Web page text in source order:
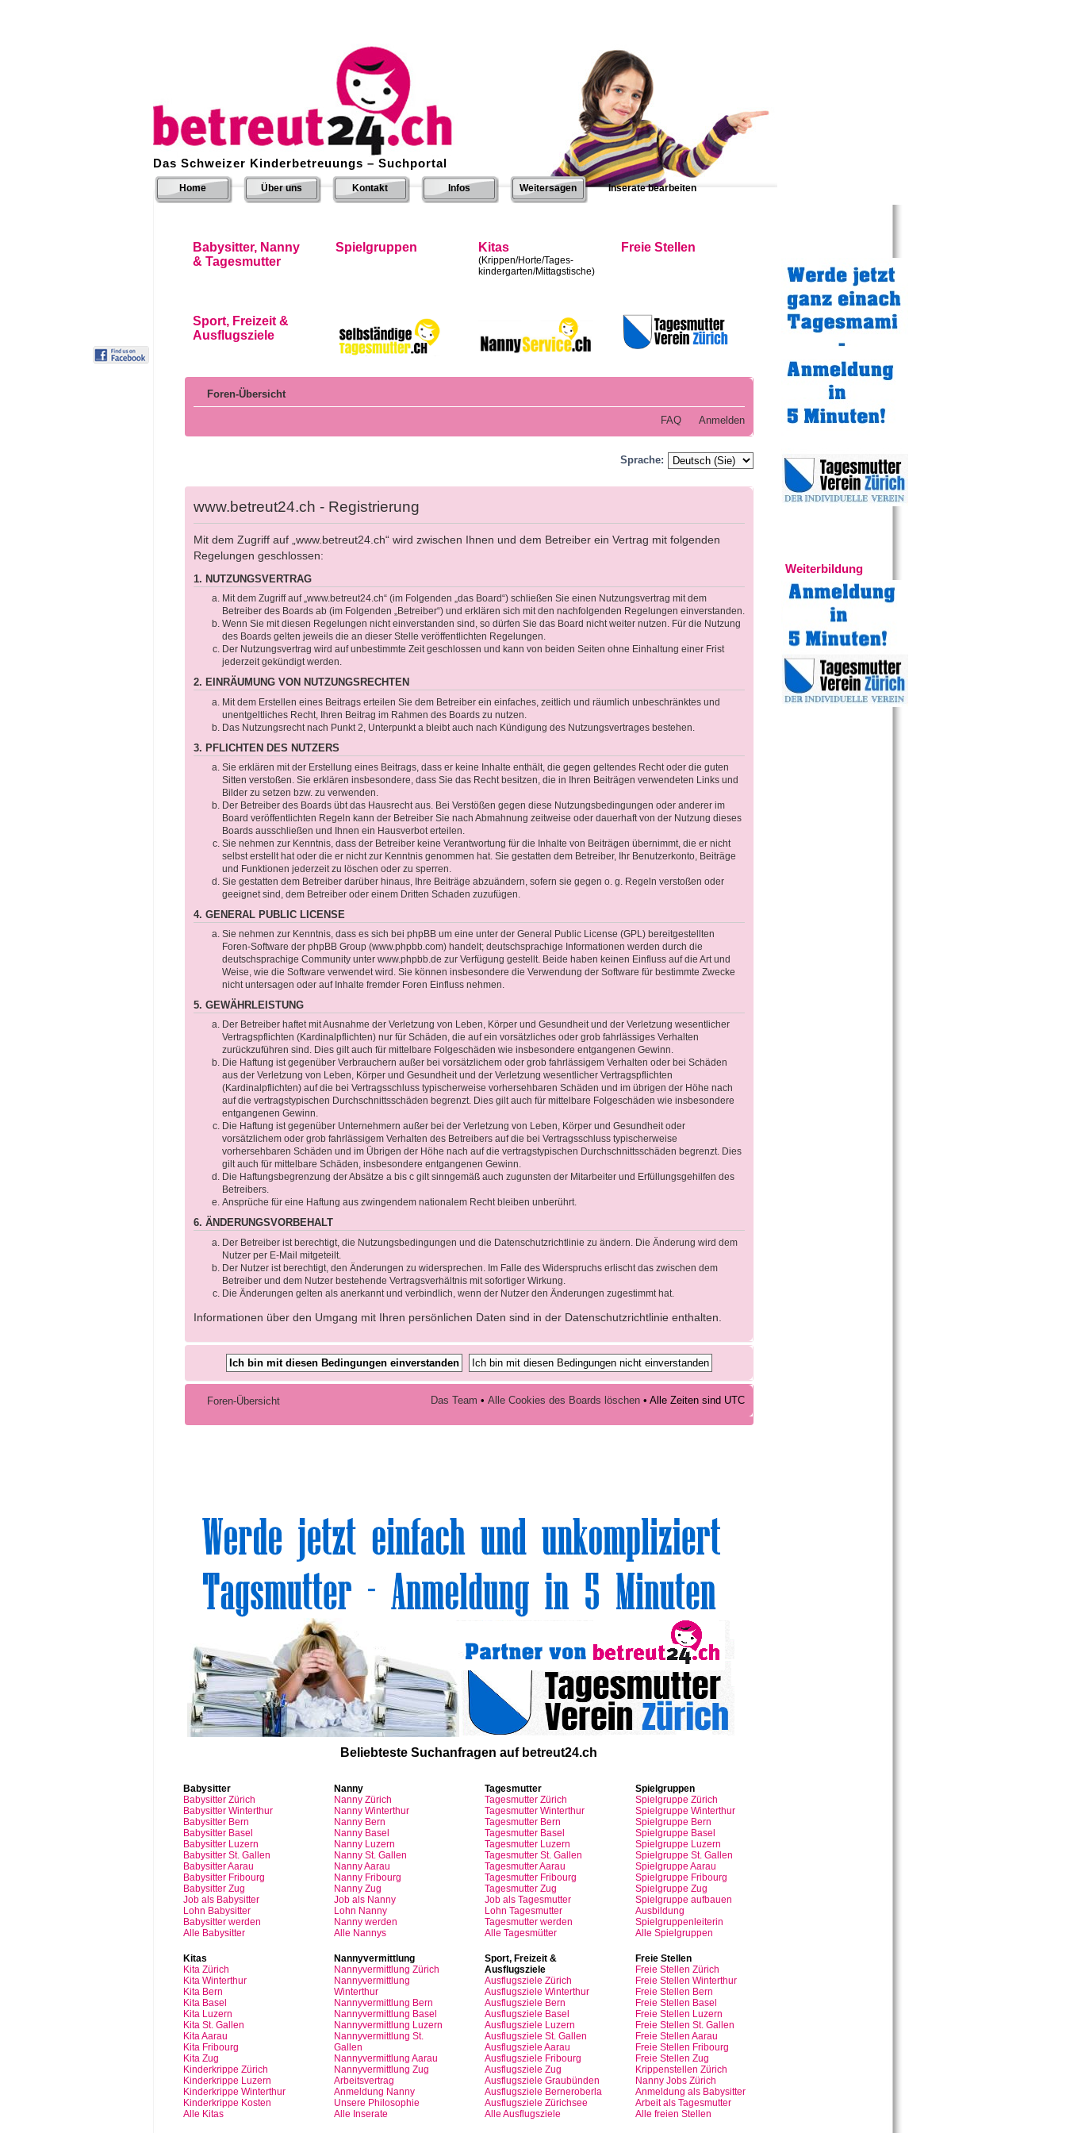
Das Schweizer Kinderbetreuungs – Suchportal
Home Über uns Kontakt Infos Weitersagen Inserate bearbeiten
Babysitter, Nanny
& Tagesmutter
Spielgruppen Kitas
(Krippen/Horte/Tages-
kindergarten/Mittagstische)
Freie Stellen
Sport, Freizeit &
Ausflugsziele
Foren-Übersicht
FAQ Anmelden
Sprache:
www.betreut24.ch - Registrierung
Mit dem Zugriff auf „www.betreut24.ch“ wird zwischen Ihnen und dem Betreiber ein Vertrag mit folgenden
Regelungen geschlossen:
1. NUTZUNGSVERTRAG
Mit dem Zugriff auf „www.betreut24.ch“ (im Folgenden „das Board“) schließen Sie einen Nutzungsvertrag mit dem
Betreiber des Boards ab (im Folgenden „Betreiber“) und erklären sich mit den nachfolgenden Regelungen einverstanden.
Wenn Sie mit diesen Regelungen nicht einverstanden sind, so dürfen Sie das Board nicht weiter nutzen. Für die Nutzung
des Boards gelten jeweils die an dieser Stelle veröffentlichten Regelungen.
Der Nutzungsvertrag wird auf unbestimmte Zeit geschlossen und kann von beiden Seiten ohne Einhaltung einer Frist
jederzeit gekündigt werden.
2. EINRÄUMUNG VON NUTZUNGSRECHTEN
Mit dem Erstellen eines Beitrags erteilen Sie dem Betreiber ein einfaches, zeitlich und räumlich unbeschränktes und
unentgeltliches Recht, Ihren Beitrag im Rahmen des Boards zu nutzen.
Das Nutzungsrecht nach Punkt 2, Unterpunkt a bleibt auch nach Kündigung des Nutzungsvertrages bestehen.
3. PFLICHTEN DES NUTZERS
Sie erklären mit der Erstellung eines Beitrags, dass er keine Inhalte enthält, die gegen geltendes Recht oder die guten
Sitten verstoßen. Sie erklären insbesondere, dass Sie das Recht besitzen, die in Ihren Beiträgen verwendeten Links und
Bilder zu setzen bzw. zu verwenden.
Der Betreiber des Boards übt das Hausrecht aus. Bei Verstößen gegen diese Nutzungsbedingungen oder anderer im
Board veröffentlichten Regeln kann der Betreiber Sie nach Abmahnung zeitweise oder dauerhaft von der Nutzung dieses
Boards ausschließen und Ihnen ein Hausverbot erteilen.
Sie nehmen zur Kenntnis, dass der Betreiber keine Verantwortung für die Inhalte von Beiträgen übernimmt, die er nicht
selbst erstellt hat oder die er nicht zur Kenntnis genommen hat. Sie gestatten dem Betreiber, Ihr Benutzerkonto, Beiträge
und Funktionen jederzeit zu löschen oder zu sperren.
Sie gestatten dem Betreiber darüber hinaus, Ihre Beiträge abzuändern, sofern sie gegen o. g. Regeln verstoßen oder
geeignet sind, dem Betreiber oder einem Dritten Schaden zuzufügen.
4. GENERAL PUBLIC LICENSE
Sie nehmen zur Kenntnis, dass es sich bei phpBB um eine unter der General Public License (GPL) bereitgestellten
Foren-Software der phpBB Group (www.phpbb.com) handelt; deutschsprachige Informationen werden durch die
deutschsprachige Community unter www.phpbb.de zur Verfügung gestellt. Beide haben keinen Einfluss auf die Art und
Weise, wie die Software verwendet wird. Sie können insbesondere die Verwendung der Software für bestimmte Zwecke
nicht untersagen oder auf Inhalte fremder Foren Einfluss nehmen.
5. GEWÄHRLEISTUNG
Der Betreiber haftet mit Ausnahme der Verletzung von Leben, Körper und Gesundheit und der Verletzung wesentlicher
Vertragspflichten (Kardinalpflichten) nur für Schäden, die auf ein vorsätzliches oder grob fahrlässiges Verhalten
zurückzuführen sind. Dies gilt auch für mittelbare Folgeschäden wie insbesondere entgangenen Gewinn.
Die Haftung ist gegenüber Verbrauchern außer bei vorsätzlichem oder grob fahrlässigem Verhalten oder bei Schäden
aus der Verletzung von Leben, Körper und Gesundheit und der Verletzung wesentlicher Vertragspflichten
(Kardinalpflichten) auf die bei Vertragsschluss typischerweise vorhersehbaren Schäden und im übrigen der Höhe nach
auf die vertragstypischen Durchschnittsschäden begrenzt. Dies gilt auch für mittelbare Folgeschäden wie insbesondere
entgangenen Gewinn.
Die Haftung ist gegenüber Unternehmern außer bei der Verletzung von Leben, Körper und Gesundheit oder
vorsätzlichem oder grob fahrlässigem Verhalten des Betreibers auf die bei Vertragsschluss typischerweise
vorhersehbaren Schäden und im Übrigen der Höhe nach auf die vertragstypischen Durchschnittsschäden begrenzt. Dies
gilt auch für mittelbare Schäden, insbesondere entgangenen Gewinn.
Die Haftungsbegrenzung der Absätze a bis c gilt sinngemäß auch zugunsten der Mitarbeiter und Erfüllungsgehilfen des
Betreibers.
Ansprüche für eine Haftung aus zwingendem nationalem Recht bleiben unberührt.
6. ÄNDERUNGSVORBEHALT
Der Betreiber ist berechtigt, die Nutzungsbedingungen und die Datenschutzrichtlinie zu ändern. Die Änderung wird dem
Nutzer per E-Mail mitgeteilt.
Der Nutzer ist berechtigt, den Änderungen zu widersprechen. Im Falle des Widerspruchs erlischt das zwischen dem
Betreiber und dem Nutzer bestehende Vertragsverhältnis mit sofortiger Wirkung.
Die Änderungen gelten als anerkannt und verbindlich, wenn der Nutzer den Änderungen zugestimmt hat.
Informationen über den Umgang mit Ihren persönlichen Daten sind in der Datenschutzrichtlinie enthalten.
Foren-Übersicht Das Team • Alle Cookies des Boards löschen• Alle Zeiten sind UTC
Beliebteste Suchanfragen aufbetreut24.ch
Babysitter
Babysitter Zürich
Babysitter Winterthur
Babysitter Bern
Babysitter Basel
Babysitter Luzern
Babysitter St. Gallen
BabysitterAarau
Babysitter Fribourg
Babysitter Zug
Job alsBabysitter
Lohn Babysitter
Babysitter werden
Alle Babysitter
Nanny
Nanny Zürich
Nanny Winterthur
Nanny Bern
Nanny Basel
Nanny Luzern
Nanny St. Gallen
NannyAarau
Nanny Fribourg
Nanny Zug
Job alsNanny
Lohn Nanny
Nanny werden
Alle Nannys
Tagesmutter
Tagesmutter Zürich
TagesmutterWinterthur
TagesmutterBern
TagesmutterBasel
Tagesmutter Luzern
TagesmutterSt. Gallen
TagesmutterAarau
Tagesmutter Fribourg
Tagesmutter Zug
Job als Tagesmutter
Lohn Tagesmutter
Tagesmutter werden
Alle Tagesmütter
Spielgruppen
Spielgruppe Zürich
Spielgruppe Winterthur
Spielgruppe Bern
Spielgruppe Basel
Spielgruppe Luzern
Spielgruppe St. Gallen
Spielgruppe Aarau
Spielgruppe Fribourg
Spielgruppe Zug
Spielgruppe aufbauen
Ausbildung
Spielgruppenleiterin
Alle Spielgruppen
Kitas
Kita Zürich
Kita Winterthur
Kita Bern
Kita Basel
Kita Luzern
Kita St. Gallen
Kita Aarau
Kita Fribourg
Kita Zug
Kinderkrippe Zürich
Kinderkrippe Luzern
Kinderkrippe Winterthur
Kinderkrippe Kosten
Alle Kitas
Nannyvermittlung
Nannyvermittlung Zürich
Nannyvermittlung
Winterthur
Nannyvermittlung Bern
Nannyvermittlung Basel
Nannyvermittlung Luzern
Nannyvermittlung St.
Gallen
Nannyvermittlung Aarau
Nannyvermittlung Zug
Arbeitsvertrag
Anmeldung Nanny
Unsere Philosophie
Alle Inserate
Sport, Freizeit&
Ausflugsziele
Ausflugsziele Zürich
Ausflugsziele Winterthur
Ausflugsziele Bern
Ausflugsziele Basel
Ausflugsziele Luzern
Ausflugsziele St. Gallen
Ausflugsziele Aarau
Ausflugsziele Fribourg
Ausflugsziele Zug
Ausflugsziele Graubünden
Ausflugsziele Berneroberla
Ausflugsziele Zürichsee
Alle Ausflugsziele
Freie Stellen
Freie Stellen Zürich
Freie Stellen Winterthur
Freie Stellen Bern
Freie Stellen Basel
Freie Stellen Luzern
Freie Stellen St. Gallen
Freie Stellen Aarau
Freie Stellen Fribourg
Freie Stellen Zug
Krippenstellen Zürich
Nanny Jobs Zürich
Anmeldung alsBabysitter
Arbeit als Tagesmutter
Alle freien Stellen
Weiterbildung